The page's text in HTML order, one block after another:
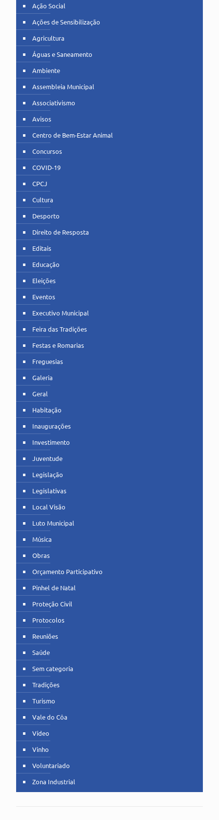
Ação Social
Ações de Sensibilização
Agricultura
Águas e Saneamento
Ambiente
Assembleia Municipal
Associativismo
Avisos
Centro de Bem-Estar Animal
Concursos
COVID-19
CPCJ
Cultura
Desporto
Direito de Resposta
Editais
Educação
Eleições
Eventos
Executivo Municipal
Feira das Tradições
Festas e Romarias
Freguesias
Galeria
Geral
Habitação
Inaugurações
Investimento
Juventude
Legislação
Legislativas
Local Visão
Luto Municipal
Música
Obras
Orçamento Participativo
Pinhel de Natal
Proteção Civil
Protocolos
Reuniões
Saúde
Sem categoria
Tradições
Turismo
Vale do Côa
Vídeo
Vinho
Voluntariado
Zona Industrial